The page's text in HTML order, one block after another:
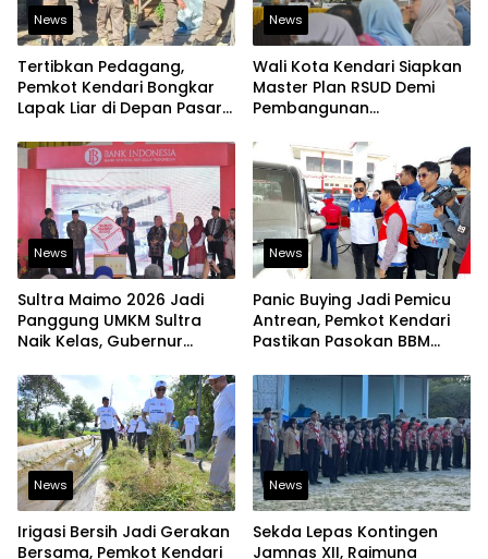
News
Tertibkan Pedagang,
Pemkot Kendari Bongkar
Lapak Liar di Depan Pasar
News
Wali Kota Kendari Siapkan
Master Plan RSUD Demi
Pembangunan
News
Sultra Maimo 2026 Jadi
Panggung UMKM Sultra
Naik Kelas, Gubernur
Tembus Pasar Ekspor
News
Panic Buying Jadi Pemicu
Antrean, Pemkot Kendari
Pastikan Pasokan BBM
News
Irigasi Bersih Jadi Gerakan
Bersama, Pemkot Kendari
News
Sekda Lepas Kontingen
Jamnas XII, Raimuna